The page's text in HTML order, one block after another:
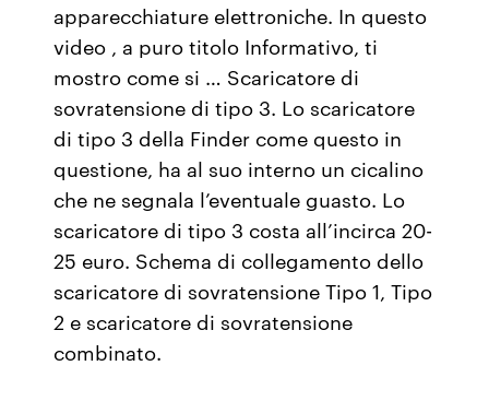
apparecchiature elettroniche. In questo
video , a puro titolo Informativo, ti
mostro come si … Scaricatore di
sovratensione di tipo 3. Lo scaricatore
di tipo 3 della Finder come questo in
questione, ha al suo interno un cicalino
che ne segnala l’eventuale guasto. Lo
scaricatore di tipo 3 costa all’incirca 20-
25 euro. Schema di collegamento dello
scaricatore di sovratensione Tipo 1, Tipo
2 e scaricatore di sovratensione
combinato.